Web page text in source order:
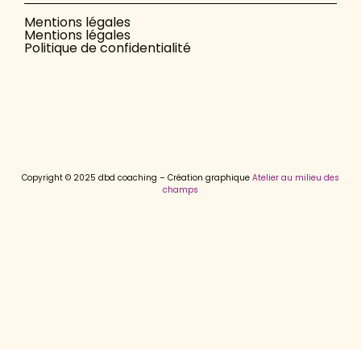
Mentions légales
Mentions légales
Politique de confidentialité
Copyright © 2025 dbd coaching – Création graphique Atelier au milieu des
champs